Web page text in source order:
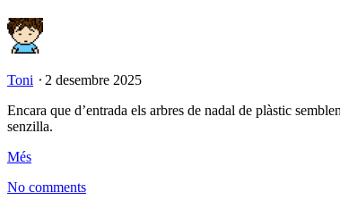
Toni ⋅ 2 desembre 2025
Encara que d’entrada els arbres de nadal de plàstic
senzilla.
Més
No comments